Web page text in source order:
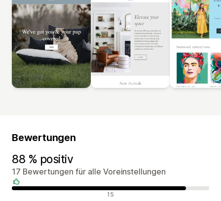
Bewertungen
88 % positiv
17 Bewertungen für alle Voreinstellungen
Positive Bewertungen 15